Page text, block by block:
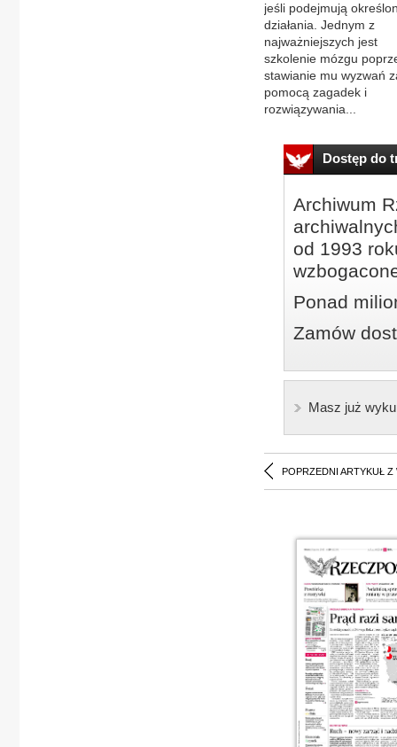
jeśli podejmują
działania. Jednym z
najważniejszych jest
szkolenie mózgu
stawianie mu wyzwań
pomocą zagadek i
rozwiązywania...
Dostęp do
Archiwum
od 1993
Ponad
Zamów
Masz już
POPRZEDNI ARTYKUŁ Z